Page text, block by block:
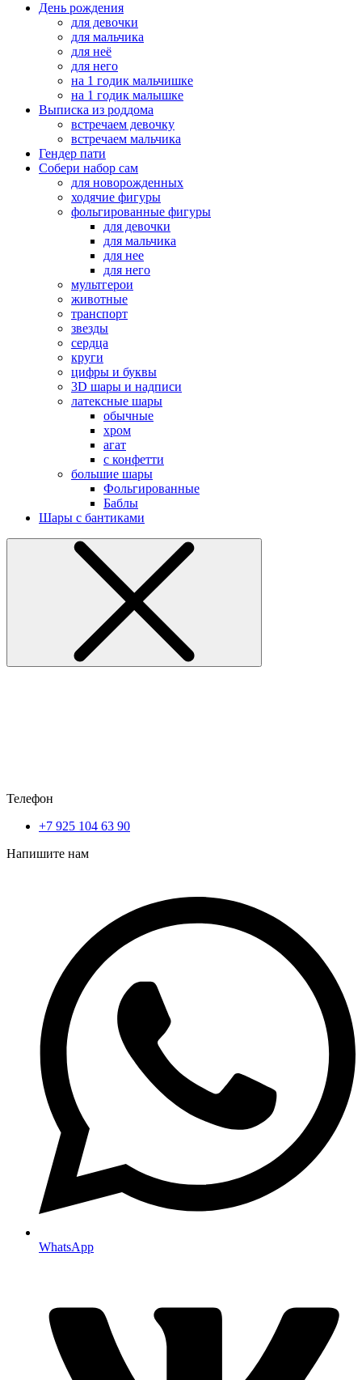
День рождения
для девочки
для мальчика
для неё
для него
на 1 годик мальчишке
на 1 годик малышке
Выписка из роддома
встречаем девочку
встречаем мальчика
Гендер пати
Собери набор сам
для новорожденных
ходячие фигуры
фольгированные фигуры
для девочки
для мальчика
для нее
для него
мультгерои
животные
транспорт
звезды
сердца
круги
цифры и буквы
3D шары и надписи
латексные шары
обычные
хром
агат
с конфетти
большие шары
Фольгированные
Баблы
Шары с бантиками
Телефон
+7 925 104 63 90
Напишите нам
WhatsApp